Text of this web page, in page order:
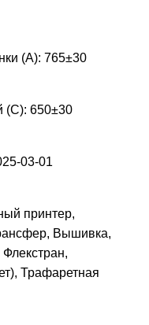
(A): 765±30
(С): 650±30
03-01
принтер,
Вышивка,
Трафаретная